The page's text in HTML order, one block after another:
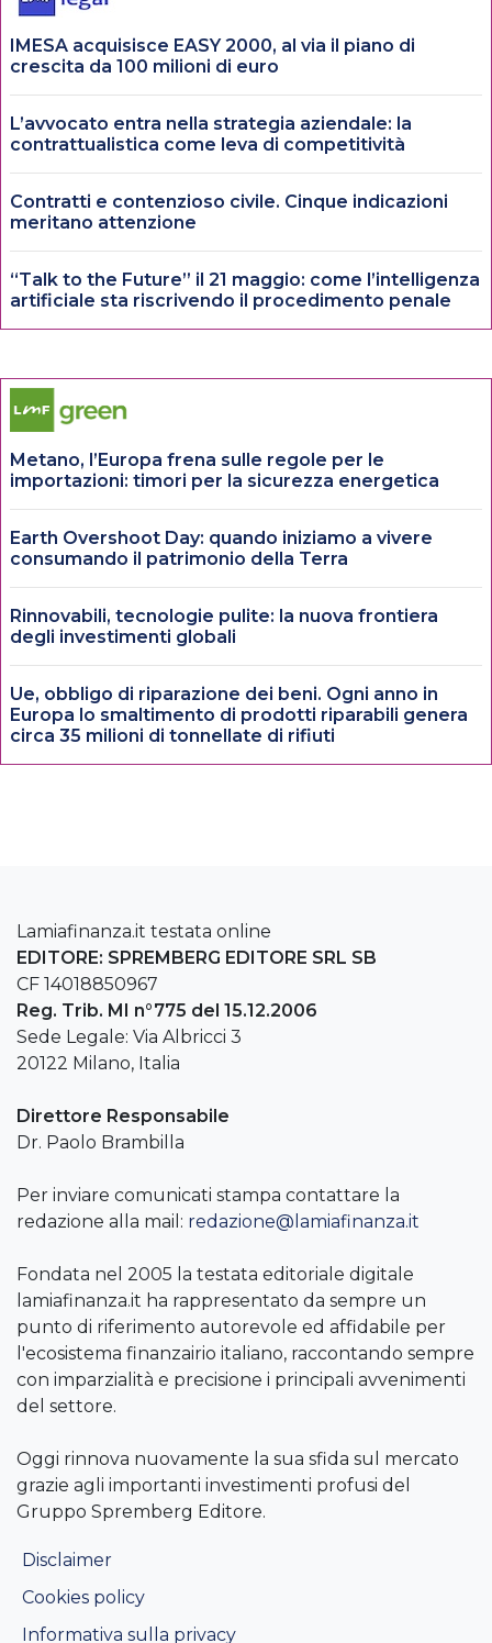
IMESA acquisisce EASY 2000, al via il piano di
crescita da 100 milioni di euro
L’avvocato entra nella strategia aziendale: la
contrattualistica come leva di competitività
Contratti e contenzioso civile. Cinque indicazioni
meritano attenzione
“Talk to the Future” il 21 maggio: come l’intelligenza
artificiale sta riscrivendo il procedimento penale
Metano, l’Europa frena sulle regole per le
importazioni: timori per la sicurezza energetica
Earth Overshoot Day: quando iniziamo a vivere
consumando il patrimonio della Terra
Rinnovabili, tecnologie pulite: la nuova frontiera
degli investimenti globali
Ue, obbligo di riparazione dei beni. Ogni anno in
Europa lo smaltimento di prodotti riparabili genera
circa 35 milioni di tonnellate di rifiuti
Lamiafinanza.it testata online
EDITORE: SPREMBERG EDITORE SRL SB
CF 14018850967
Reg. Trib. MI n°775 del 15.12.2006
Sede Legale: Via Albricci 3
20122 Milano, Italia
Direttore Responsabile
Dr. Paolo Brambilla
Per inviare comunicati stampa contattare la
redazione alla mail: redazione@lamiafinanza.it
Fondata nel 2005 la testata editoriale digitale
lamiafinanza.it ha rappresentato da sempre un
punto di riferimento autorevole ed affidabile per
l'ecosistema finanzairio italiano, raccontando sempre
con imparzialità e precisione i principali avvenimenti
del settore.
Oggi rinnova nuovamente la sua sfida sul mercato
grazie agli importanti investimenti profusi del
Gruppo Spremberg Editore.
Disclaimer
Cookies policy
Informativa sulla privacy